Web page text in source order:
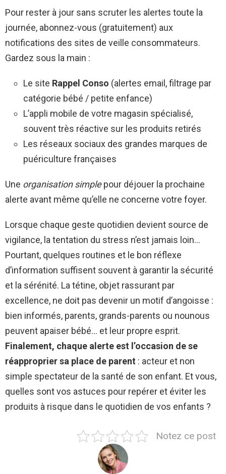
Pour rester à jour sans scruter les alertes toute la
journée, abonnez-vous (gratuitement) aux
notifications des sites de veille consommateurs.
Gardez sous la main :
Le site Rappel Conso (alertes email, filtrage par
catégorie bébé / petite enfance)
L’appli mobile de votre magasin spécialisé,
souvent très réactive sur les produits retirés
Les réseaux sociaux des grandes marques de
puériculture françaises
Une organisation simplepour déjouer la prochaine
alerte avant même qu’elle ne concerne votre foyer.
Lorsque chaque geste quotidien devient source de
vigilance, la tentation du stress n’est jamais loin…
Pourtant, quelques routines et le bon réflexe
d’information suffisent souvent à garantir la sécurité
et la sérénité. La tétine, objet rassurant par
excellence, ne doit pas devenir un motif d’angoisse :
bien informés, parents, grands-parents ou nounous
peuvent apaiser bébé… et leur propre esprit.
Finalement, chaque alerte est l’occasion de se
réapproprier sa place de parent : acteur et non
simple spectateur de la santé de son enfant. Et vous,
quelles sont vos astuces pour repérer et éviter les
produits à risque dans le quotidien de vos enfants ?
Notez ce post